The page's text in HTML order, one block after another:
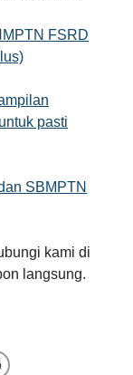
FSRD
pasti
SBMPTN
kami di
langsung.